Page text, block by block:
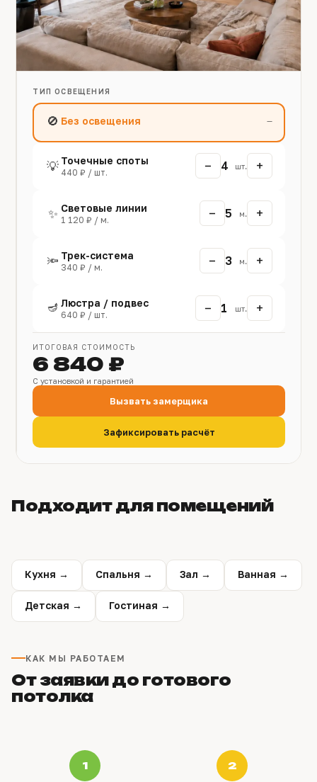
ТИП ОСВЕЩЕНИЯ
🚫 Без освещения —
💡 Точечные споты
440 ₽ / шт. − 4 шт. +
✨ Световые линии
1 120 ₽ / м. − 5 м. +
🔦 Трек-система
340 ₽ / м. − 3 м. +
🪔 Люстра / подвес
640 ₽ / шт. − 1 шт. +
ИТОГОВАЯ СТОИМОСТЬ
6 840 ₽
С установкой и гарантией
Вызвать замерщика
Зафиксировать расчёт
Подходит для помещений
Кухня → Спальня → Зал → Ванная →
Детская → Гостиная →
КАК МЫ РАБОТАЕМ
От заявки до готового
потолка
1 2